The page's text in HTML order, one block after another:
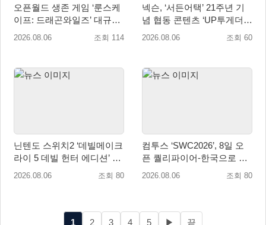
오픈월드 생존 게임 ‘룬스케
이프: 드래곤와일즈’ 대규모
유저 편의성 개선 및 사이드
2026.08.06 조회 114
넥슨, ‘서든어택’ 21주년 기
념 협동 콘텐츠 ‘UP투게더’
업데이트
2026.08.06 조회 60
닌텐도 스위치2 ‘데빌메이크
라이 5 데빌 헌터 에디션’ 패
키지 제품 8월 7일 예약판매
2026.08.06 조회 80
컴투스 ‘SWC2026’, 8일 오
픈 퀄리파이어-한국으로 시
즌 개막!
2026.08.06 조회 80
1 2 3 4 5 ▶ 끝